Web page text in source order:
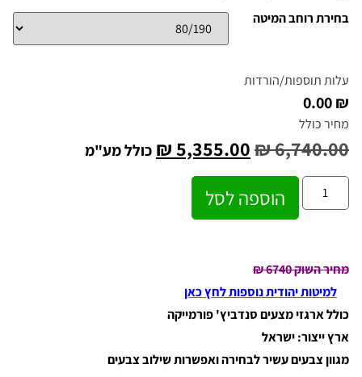
בחירת רוחב המיטה
עלות תוספות/הורדות
₪ 0.00
מחיר כולל
₪6,740.00
₪5,355.00 כולל מע"מ
הוספה לסל
מחיר השוק 6740
₪
למיטות יהודית נוספות לחץ כאן
כולל ארגזי מצעים סנדביץ' פורמייקה
ארץ ייצור: ישראל
מגוון צבעים עשיר לבחירה ואפשרות שילוב צבעים